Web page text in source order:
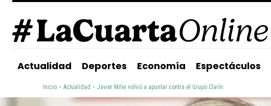
Actualidad Deportes Economía Espectáculos
Inicio Actualidad Javier Milei volvió a apuntar contra el Grupo Clarín